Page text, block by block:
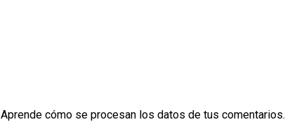
Aprende cómo se procesan los datos de tus comentarios.